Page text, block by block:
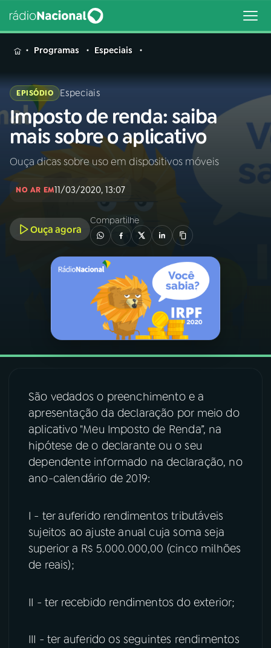
MENU
Buscar
na
Rádio
Nacional
Buscar
01INÍCIO
A RÁDIO
PROGRAMAÇÃO
PROGRAMAS
06VIDEOCASTS
07ÚLTIMAS
ACOMPANHE A RÁDIO NACIONAL
YouTube
Programas Especiais
EPISÓDIO Especiais
Imposto de renda: saiba
mais sobre o aplicativo
Ouça dicas sobre uso em dispositivos móveis
NO AR EM11/03/2020, 13:07
Ouça agora
Compartilhe
São vedados o preenchimento e a
apresentação da declaração por meio do
aplicativo "Meu Imposto de Renda”, na
hipótese de o declarante ou o seu
dependente informado na declaração, no
ano-calendário de 2019:
I - ter auferido rendimentos tributáveis
sujeitos ao ajuste anual cuja soma seja
superior a R$ 5.000.000,00 (cinco milhões
de reais);
II - ter recebido rendimentos do exterior;
III - ter auferido os seguintes rendimentos